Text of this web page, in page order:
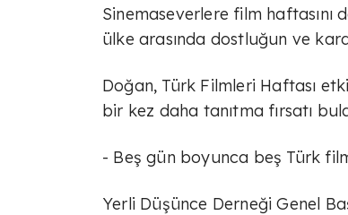
Sinemaseverlere film haftasını
ülke arasında dostluğun ve
Doğan, Türk Filmleri Haftası
bir kez daha tanıtma fırsatı
- Beş gün boyunca beş Türk
Yerli Düşünce Derneği Genel